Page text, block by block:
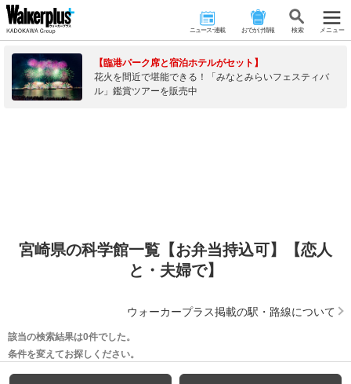
ニュース･連載 おでかけ情報 検 索 メニュー
【臨港パーク席と宿泊ホテルがセット】
花火を間近で堪能できる！「みなとみらいフェスティバ
ル」鑑賞ツアーを販売中
宮崎県の科学館一覧【お弁当持込可】【恋人
と・夫婦で】
ウォーカープラス掲載の駅・路線について
該当の検索結果は0件でした。
条件を変えてお探しください。